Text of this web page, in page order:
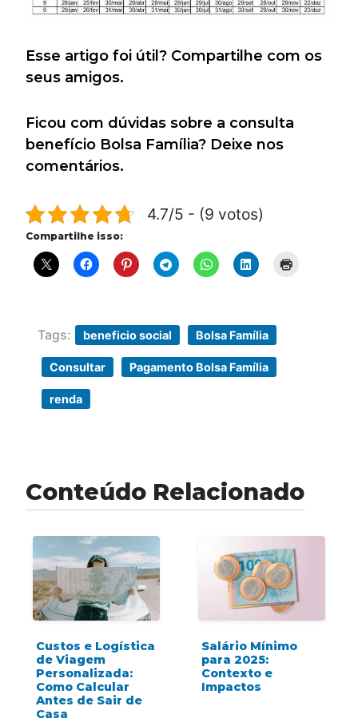
Esse artigo foi útil? Compartilhe com os
seus amigos.
Ficou com dúvidas sobre a consulta
benefício Bolsa Família? Deixe nos
comentários.
4.7/5 - (9 votos)
Compartilhe isso:
Tags: beneficio social Bolsa Família
Consultar Pagamento Bolsa Família
renda
Conteúdo Relacionado
Custos e Logística
de Viagem
Personalizada:
Como Calcular
Antes de Sair de
Casa
Salário Mínimo
para 2025:
Contexto e
Impactos